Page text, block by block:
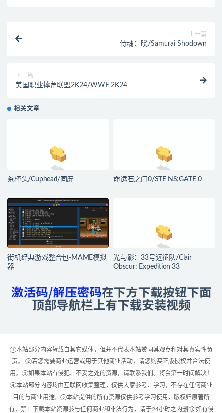
上一篇
侍魂：晓/Samurai Shodown
下一篇
美国职业摔角联盟2K24/WWE 2K24
相关文章
茶杯头/Cuphead/同屏 命运石之门0/STEINS;GATE 0
街机经典游戏整合包-MAME模拟
器
光与影：33号远征队/Clair
Obscur: Expedition 33
①本站部分内容转载自其它媒体，但并不代表本站赞同其观点和对其真实性负
责。 ②若您需要商业运营或用于其他商业活动，请您购买正版授权并合法使
用。③如果本站有侵犯、不妥之处的资源，请联系我们。将会第一时间解决！
④本站部分内容均由互联网收集整理，仅供大家参考、学习，不存在任何商业
目的与商业用途。⑤本站提供的所有资源仅供参考学习使用，版权归原著所
有，禁止下载本站资源参与任何商业和非法行为，请于24小时之内删除!如有侵